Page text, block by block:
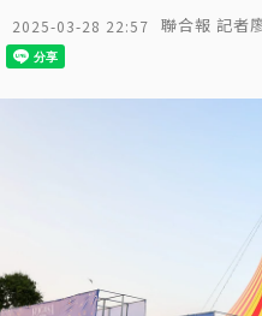
2025-03-28 22:57 聯合報 記者